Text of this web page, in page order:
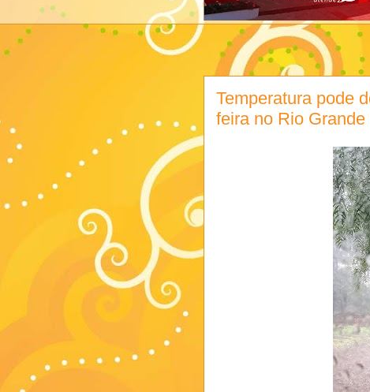
Temperatura pode
feira no Rio Grande